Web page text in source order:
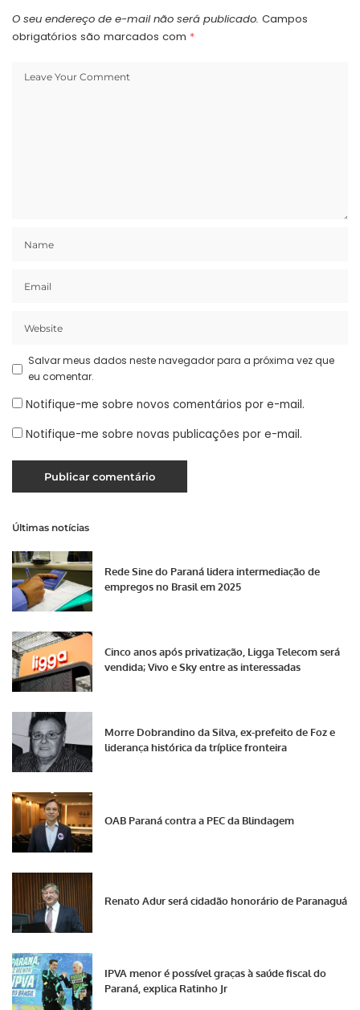
O seu endereço de e-mail não será publicado. Campos
obrigatórios são marcados com *
Salvar meus dados neste navegador para a próxima vez que
eu comentar.
Notifique-me sobre novos comentários por e-mail.
Notifique-me sobre novas publicações por e-mail.
Últimas notícias
Rede Sine do Paraná lidera intermediação de
empregos no Brasil em 2025
Cinco anos após privatização, Ligga Telecom será
vendida; Vivo e Sky entre as interessadas
Morre Dobrandino da Silva, ex-prefeito de Foz e
liderança histórica da tríplice fronteira
OAB Paraná contra a PEC da Blindagem
Renato Adur será cidadão honorário de Paranaguá
IPVA menor é possível graças à saúde fiscal do
Paraná, explica Ratinho Jr